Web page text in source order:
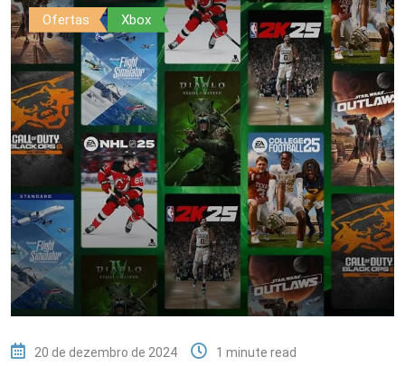
Ofertas Xbox
20 de dezembro de 2024 1 minute read